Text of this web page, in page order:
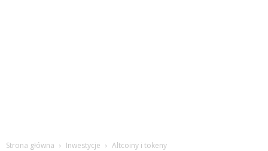
Strona główna Inwestycje Altcoiny i tokeny